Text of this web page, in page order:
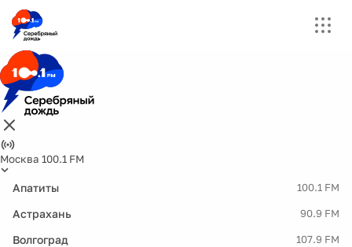
Москва 100.1 FM
Апатиты 100.1 FM
Астрахань 90.9 FM
Волгоград 107.9 FM